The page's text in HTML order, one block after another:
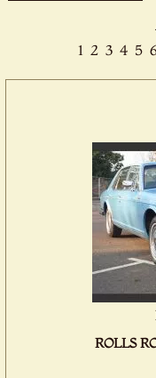
1 2 3 4 5 6
ROLLS